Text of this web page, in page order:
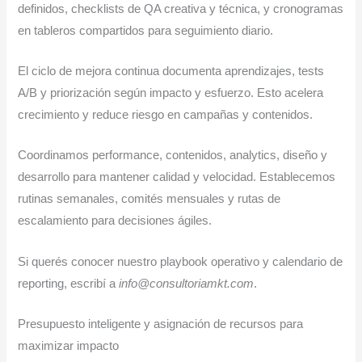
definidos, checklists de QA creativa y técnica, y cronogramas
en tableros compartidos para seguimiento diario.
El ciclo de mejora continua documenta aprendizajes, tests
A/B y priorización según impacto y esfuerzo. Esto acelera
crecimiento y reduce riesgo en campañas y contenidos.
Coordinamos performance, contenidos, analytics, diseño y
desarrollo para mantener calidad y velocidad. Establecemos
rutinas semanales, comités mensuales y rutas de
escalamiento para decisiones ágiles.
Si querés conocer nuestro playbook operativo y calendario de
reporting, escribí ainfo@consultoriamkt.com.
Presupuesto inteligente y asignación de recursos para
maximizar impacto